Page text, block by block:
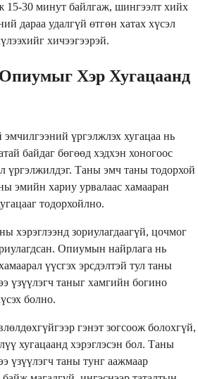
15-30 минут байлгаж, шингээлт хийх
дараа удалгүй өтгөн хатах хүсэл
хичээгээрэй.
Хэр Хугацаанд
үргэлжлэх хугацаа нь
байдаг бөгөөд хэдхэн хоногоос
үргэлжилдэг. Таны эмч таны тодорхой
эмийн хариу урвалаас хамааран
тодорхойлно.
хэрэглээнд зориулагдаагүй, цочмог
Опиумын найрлага нь
үүсгэх эрсдэлтэй тул таны
үзүүлэгч таныг хамгийн богино
болно.
гэнэт зогсоож болохгүй,
хугацаанд хэрэглэсэн бол. Таны
үзүүлэгч таны тунг аажмаар